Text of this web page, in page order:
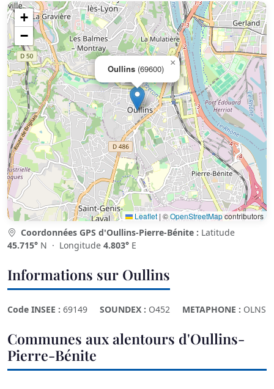
Oullins (69600)
×
+
−
Leaflet | ©OpenStreetMapcontributors
Coordonnées GPS d'Oullins-Pierre-Bénite : Latitude
45.715° N · Longitude 4.803° E
Informations sur Oullins
Code INSEE : 69149 SOUNDEX : O452 METAPHONE : OLNS
Communes aux alentours d'Oullins-
Pierre-Bénite